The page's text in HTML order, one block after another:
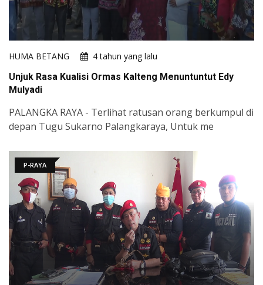
HUMA BETANG
4 tahun yang lalu
Unjuk Rasa Kualisi Ormas Kalteng Menuntuntut Edy
Mulyadi
PALANGKA RAYA - Terlihat ratusan orang berkumpul di
depan Tugu Sukarno Palangkaraya, Untuk me
P-RAYA